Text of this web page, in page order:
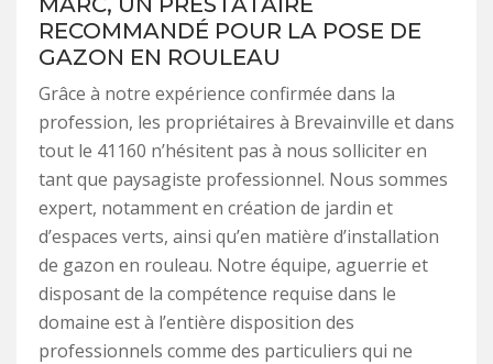
RECOMMANDÉ POUR LA POSE DE
GAZON EN ROULEAU
Grâce à notre expérience confirmée dans la
profession, les propriétaires à Brevainville et dans
tout le 41160 n’hésitent pas à nous solliciter en
tant que paysagiste professionnel. Nous sommes
expert, notamment en création de jardin et
d’espaces verts, ainsi qu’en matière d’installation
de gazon en rouleau. Notre équipe, aguerrie et
disposant de la compétence requise dans le
domaine est à l’entière disposition des
professionnels comme des particuliers qui ne